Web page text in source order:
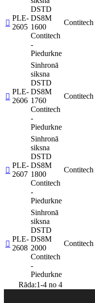

PLE-
2605
DSTD
DS8M
1600
Contitech
-
Piedurkne
Contitech

PLE-
2606
Sinhronā
siksna
DSTD
DS8M
1760
Contitech
-
Piedurkne
Contitech

PLE-
2607
Sinhronā
siksna
DSTD
DS8M
1800
Contitech
-
Piedurkne
Contitech

PLE-
2608
Sinhronā
siksna
DSTD
DS8M
2000
Contitech
-
Piedurkne
Contitech
Rāda:1-4 no 4